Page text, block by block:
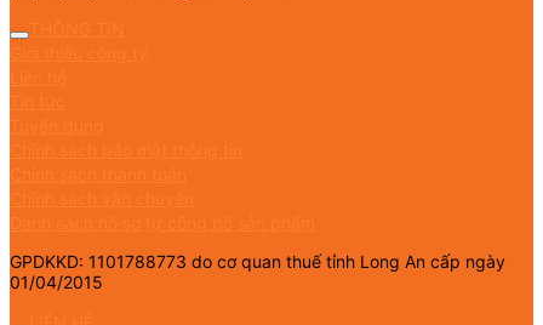
GPDKKD: 1101788773 do cơ quan thuế tỉnh Long An cấp ngày
01/04/2015